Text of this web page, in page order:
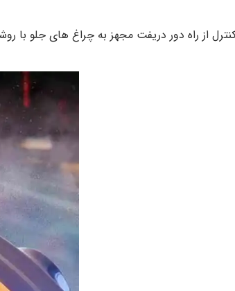
از راه دور دریفت مجهز به چراغ های جلو با